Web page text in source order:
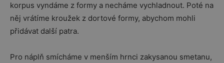
korpus vyndáme z formy a necháme vychladnout. Poté na
něj vrátíme kroužek z dortové formy, abychom mohli
přidávat další patra.
Pro náplň smícháme v menším hrnci zakysanou smetanu,